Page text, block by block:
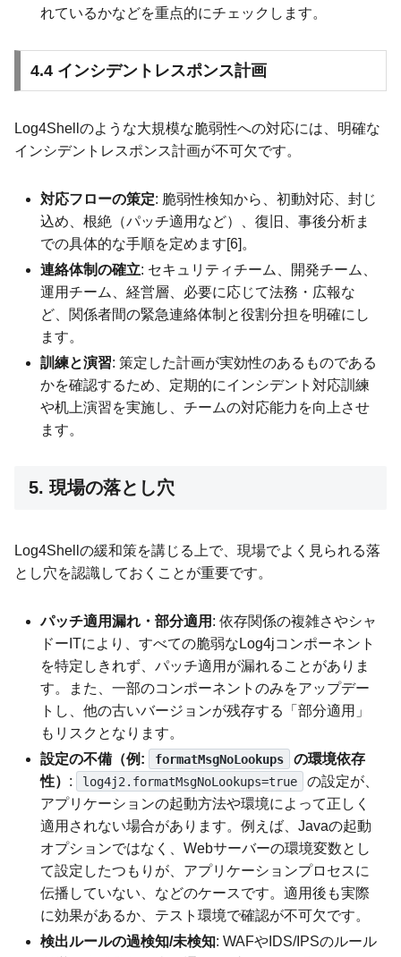
れているかなどを重点的にチェックします。
4.4 インシデントレスポンス計画
Log4Shellのような大規模な脆弱性への対応には、明確な
インシデントレスポンス計画が不可欠です。
対応フローの策定: 脆弱性検知から、初動対応、封じ
込め、根絶（パッチ適用など）、復旧、事後分析ま
での具体的な手順を定めます[6]。
連絡体制の確立: セキュリティチーム、開発チーム、
運用チーム、経営層、必要に応じて法務・広報な
ど、関係者間の緊急連絡体制と役割分担を明確にし
ます。
訓練と演習: 策定した計画が実効性のあるものである
かを確認するため、定期的にインシデント対応訓練
や机上演習を実施し、チームの対応能力を向上させ
ます。
5. 現場の落とし穴
Log4Shellの緩和策を講じる上で、現場でよく見られる落
とし穴を認識しておくことが重要です。
パッチ適用漏れ・部分適用 : 依存関係の複雑さやシャ
ドーITにより、すべての脆弱なLog4jコンポーネント
を特定しきれず、パッチ適用が漏れることがありま
す。また、一部のコンポーネントのみをアップデー
トし、他の古いバージョンが残存する「部分適用」
もリスクとなります。
設定の不備（例:
formatMsgNoLookups
の環境依存
性） : log4j2.formatMsgNoLookups=true
の設定が、
アプリケーションの起動方法や環境によって正しく
適用されない場合があります。例えば、Javaの起動
オプションではなく、Webサーバーの環境変数とし
て設定したつもりが、アプリケーションプロセスに
伝播していない、などのケースです。適用後も実際
に効果があるか、テスト環境で確認が不可欠です。
検出ルールの過検知/未検知: WAFやIDS/IPSのルール